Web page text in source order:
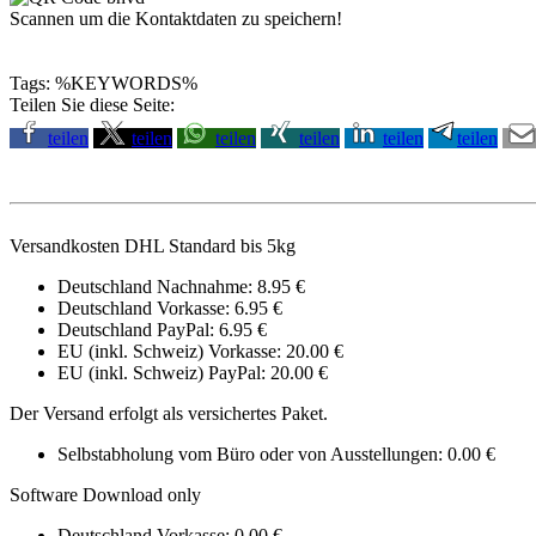
Scannen um die Kontaktdaten zu speichern!
Tags: %KEYWORDS%
Teilen Sie diese Seite:
teilen
teilen teilen teilen teilen teilen
Versandkosten DHL Standard bis 5kg
Deutschland Nachnahme: 8.95 €
Deutschland Vorkasse: 6.95 €
Deutschland PayPal: 6.95 €
EU (inkl. Schweiz) Vorkasse: 20.00 €
EU (inkl. Schweiz) PayPal: 20.00 €
Der Versand erfolgt als versichertes Paket.
Selbstabholung vom Büro oder von Ausstellungen: 0.00 €
Software Download only